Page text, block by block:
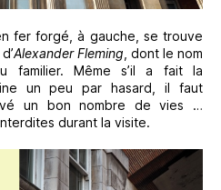
fer forgé, à gauche, se trouve
Alexander Fleming, dont le nom
familier. Même s’il a fait la
un peu par hasard, il faut
un bon nombre de vies …
durant la visite.